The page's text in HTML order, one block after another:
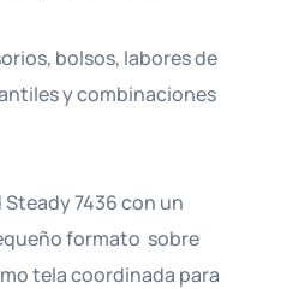
bolsos, labores de
y combinaciones
Steady 7436 con un
formato sobre
tela coordinada para